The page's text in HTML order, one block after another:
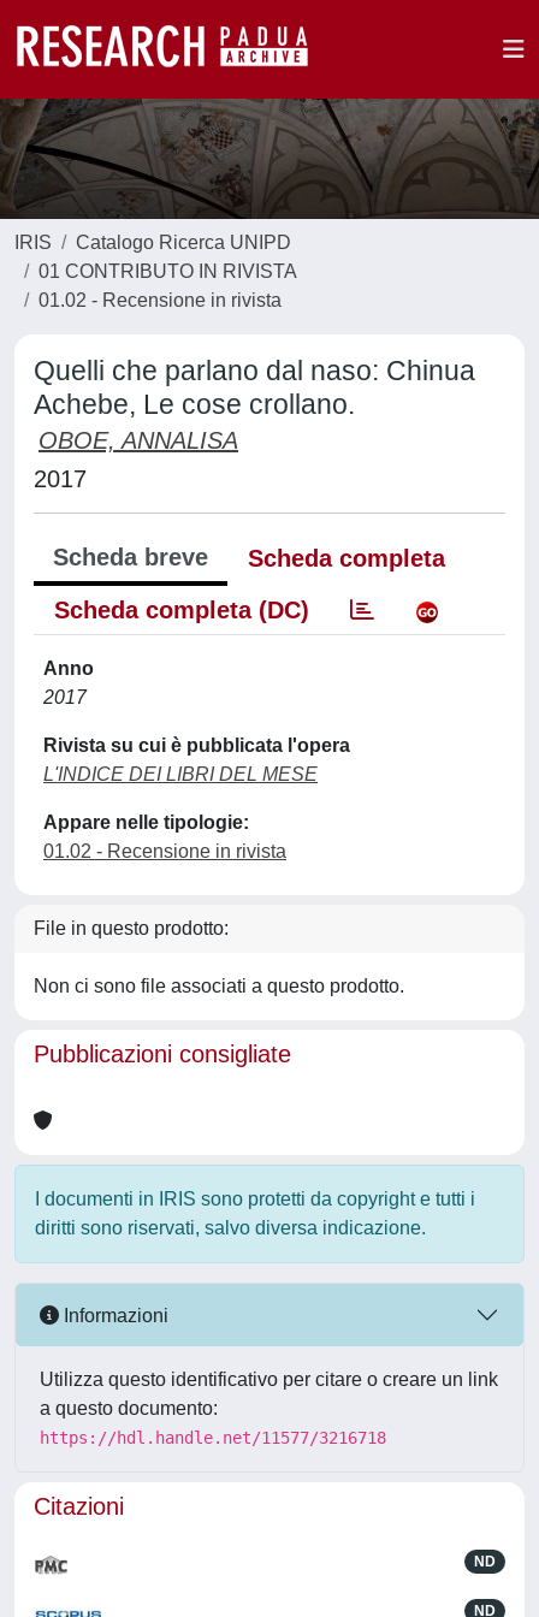
IRIS
Catalogo Ricerca UNIPD
01 CONTRIBUTO IN RIVISTA
01.02 - Recensione in rivista
Quelli che parlano dal naso: Chinua
Achebe, Le cose crollano.
OBOE, ANNALISA
2017
Scheda breve
Scheda completa
Scheda completa (DC)
Anno
2017
Rivista su cui è pubblicata l'opera
L'INDICE DEI LIBRI DEL MESE
Appare nelle tipologie:
01.02 - Recensione in rivista
File in questo prodotto:
Non ci sono file associati a questo prodotto.
Pubblicazioni consigliate
I documenti in IRIS sono protetti da copyright e tutti i
diritti sono riservati, salvo diversa indicazione.
Informazioni
Utilizza questo identificativo per citare o creare un link
a questo documento:
https://hdl.handle.net/11577/3216718
Citazioni
ND
ND